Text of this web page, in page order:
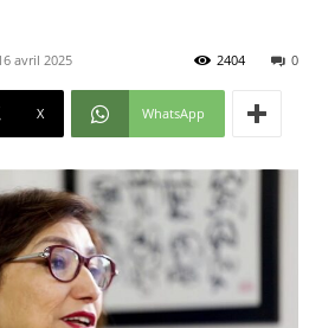
avril 2025 0
2404
X WhatsApp